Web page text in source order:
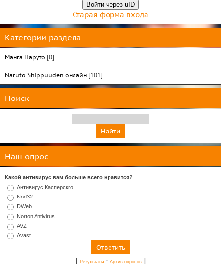
Войти через uID
Старая форма входа
Категории раздела
Манга Наруто [0]
Naruto Shippuuden онлайн [101]
Поиск
Наш опрос
Какой антивирус вам больше всего нравится?
Антивирус Касперскго
Nod32
DWeb
Norton Antivirus
AVZ
Avast
[ Результаты· Архив опросов]